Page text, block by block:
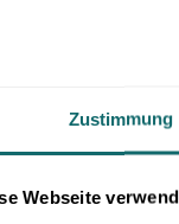
Zustimmung
Webseite
die